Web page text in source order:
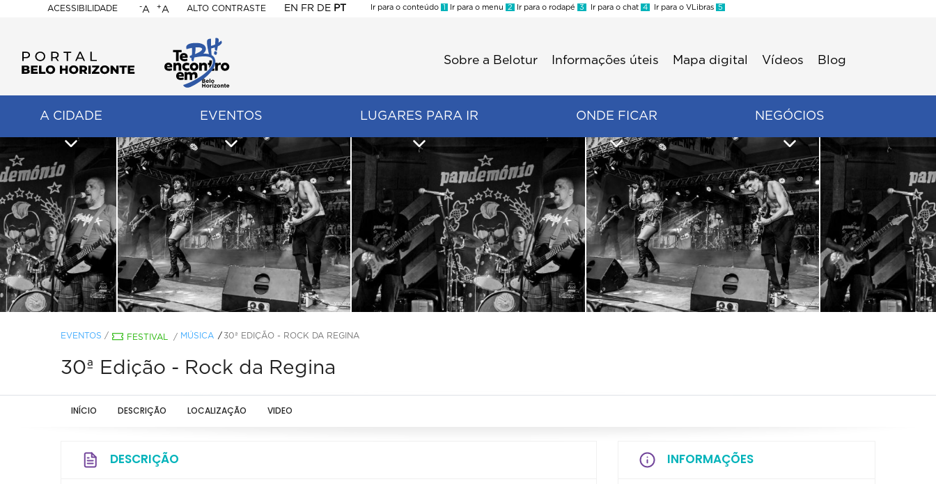
ACESSIBILIDADE
BELO
HORIZONTE
-A +A ALTO CONTRASTE EN FR DE PT
Ir para o conteúdo 1 Ir para o menu 2 Ir para o rodapé 3 Ir para o chat 4 Ir para o VLibras 5
Sobre a Belotur Informações úteis Mapa digital Vídeos Blog
A CIDADE EVENTOS LUGARES PARA IR ONDE FICAR NEGÓCIOS
EVENTOS / FESTIVAL / MÚSICA 30ª EDIÇÃO - ROCK DA REGINA
30ª Edição - Rock da Regina
INÍCIO DESCRIÇÃO LOCALIZAÇÃO VIDEO
DESCRIÇÃO INFORMAÇÕES